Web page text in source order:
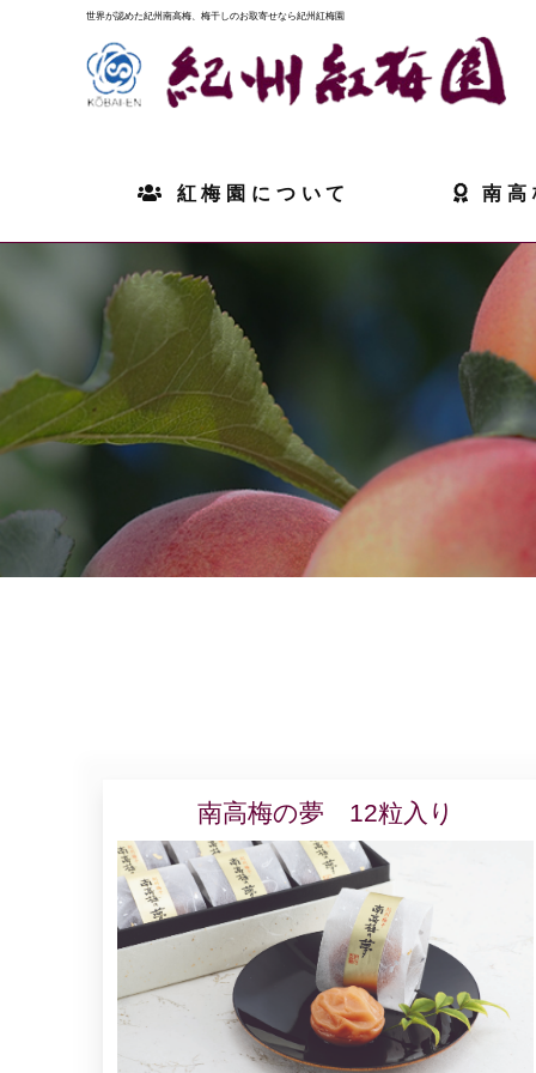
世界が認めた紀州南高梅、梅干しのお取寄せなら紀州紅梅園
紅梅園について 南
南高梅の夢 12粒入り